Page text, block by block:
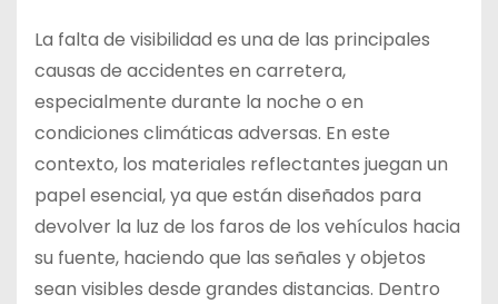
La falta de visibilidad es una de las principales
causas de accidentes en carretera,
especialmente durante la noche o en
condiciones climáticas adversas. En este
contexto, los materiales reflectantes juegan un
papel esencial, ya que están diseñados para
devolver la luz de los faros de los vehículos hacia
su fuente, haciendo que las señales y objetos
sean visibles desde grandes distancias. Dentro